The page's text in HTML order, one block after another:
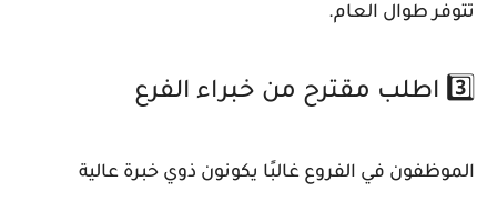
تتوفر طوال العام.
3️⃣ اطلب مقترح من خبراء الفرع
الموظفون في الفروع غالبًا يكونون ذوي خبرة عالية